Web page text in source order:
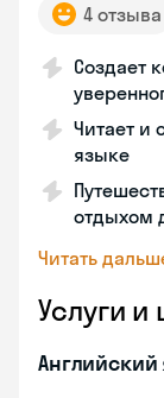
4 отзыва
Создает
Читает и
языке
отдыхом
Читать
Услуги и
Английский